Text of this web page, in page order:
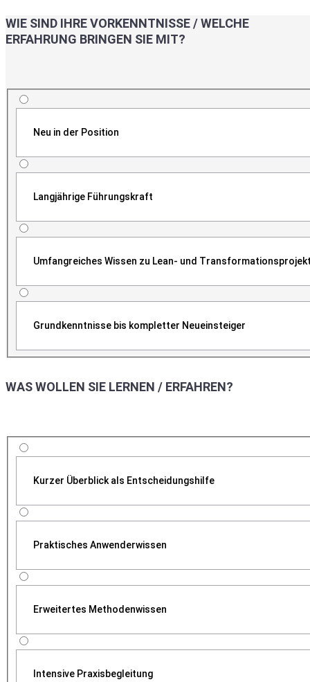
WIE SIND IHRE VORKENNTNISSE / WELCHE
ERFAHRUNG BRINGEN SIE MIT?
Neu in der Position
Langjährige Führungskraft
Umfangreiches Wissen zu Lean- und
Grundkenntnisse bis kompletter Neueinsteiger
WAS WOLLEN SIE LERNEN / ERFAHREN?
Kurzer Überblick als Entscheidungshilfe
Praktisches Anwenderwissen
Erweitertes Methodenwissen
Intensive Praxisbegleitung